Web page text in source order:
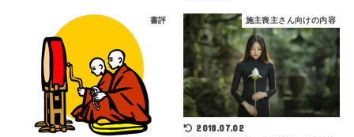
書評 施主喪主さん向けの内容
2018.07.02